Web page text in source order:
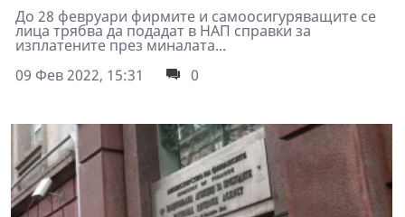
До 28 февруари фирмите и самоосигуряващите се
лица трябва да подадат в НАП справки за
изплатените през миналата...
09 Фев 2022, 15:31
0